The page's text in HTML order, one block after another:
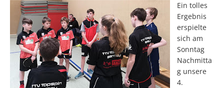
Ein tolles
Ergebnis
erspielte
sich am
Sonntag
Nachmitta
g unsere
4.